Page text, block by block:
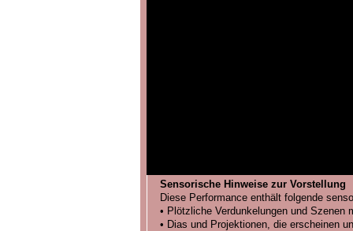
Sensorische Hinweise zur Vorstellung
Diese Performance enthält folgende
• Plötzliche Verdunkelungen und Szenen
• Dias und Projektionen, die erscheinen